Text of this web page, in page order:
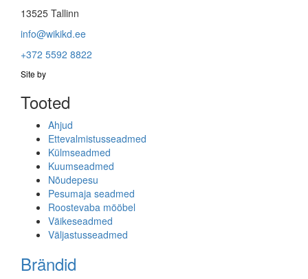
13525 Tallinn
info@wikikd.ee
+372 5592 8822
Site by
Tooted
Ahjud
Ettevalmistusseadmed
Külmseadmed
Kuumseadmed
Nõudepesu
Pesumaja seadmed
Roostevaba mööbel
Väikeseadmed
Väljastusseadmed
Brändid